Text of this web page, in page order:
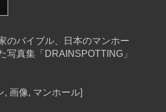
のバイブル、日本のマンホー
写真集「DRAINSPOTTING」
, 画像, マンホール]